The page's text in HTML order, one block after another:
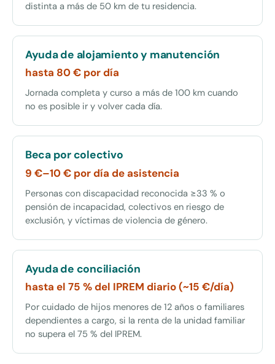
distinta a más de 50 km de tu residencia.
Ayuda de alojamiento y manutención
hasta 80 € por día
Jornada completa y curso a más de 100 km cuando
no es posible ir y volver cada día.
Beca por colectivo
9 €–10 € por día de asistencia
Personas con discapacidad reconocida ≥33 % o
pensión de incapacidad, colectivos en riesgo de
exclusión, y víctimas de violencia de género.
Ayuda de conciliación
hasta el 75 % del IPREM diario (~15 €/día)
Por cuidado de hijos menores de 12 años o familiares
dependientes a cargo, si la renta de la unidad familiar
no supera el 75 % del IPREM.